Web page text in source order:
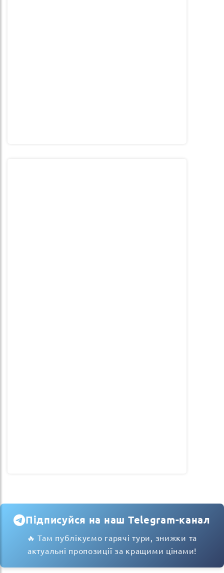
Підписуйся на наш Telegram-канал
🔥 Там публікуємо гарячі тури, знижки та
актуальні пропозиції за кращими цінами!